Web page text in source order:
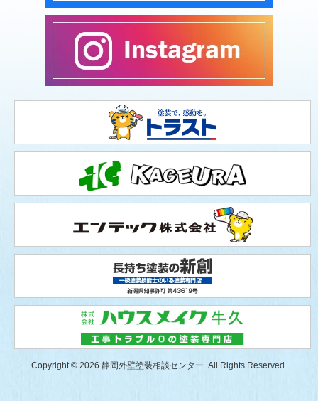
Copyright © 2026 静岡外壁塗装相談センター. All Rights Reserved.